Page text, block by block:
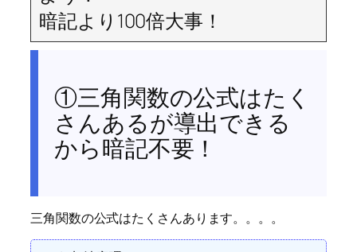
暗記より100倍大事！
①三角関数の公式はたく
さんあるが導出できる
から暗記不要！
三角関数の公式はたくさんあります。。。。